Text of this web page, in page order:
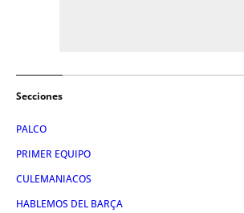
Secciones
PALCO
PRIMER EQUIPO
CULEMANIACOS
HABLEMOS DEL BARÇA